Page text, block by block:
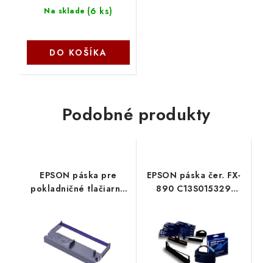
Na sklade (6 ks)
DO KOŠÍKA
Podobné produkty
EPSON páska pre
pokladničné tlačiarne
EPSON páska čer. FX-
890 C13S015329